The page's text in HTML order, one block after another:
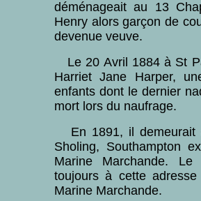
déménageait au 13
Henry alors garçon de
devenue veuve.
Le 20 Avril 1884 à St
Harriet Jane Harper,
enfants dont le dernier
mort lors du naufrage.
En 1891, il demeurait
Sholing, Southampton
Marine Marchande.
toujours à cette
Marine Marchande.